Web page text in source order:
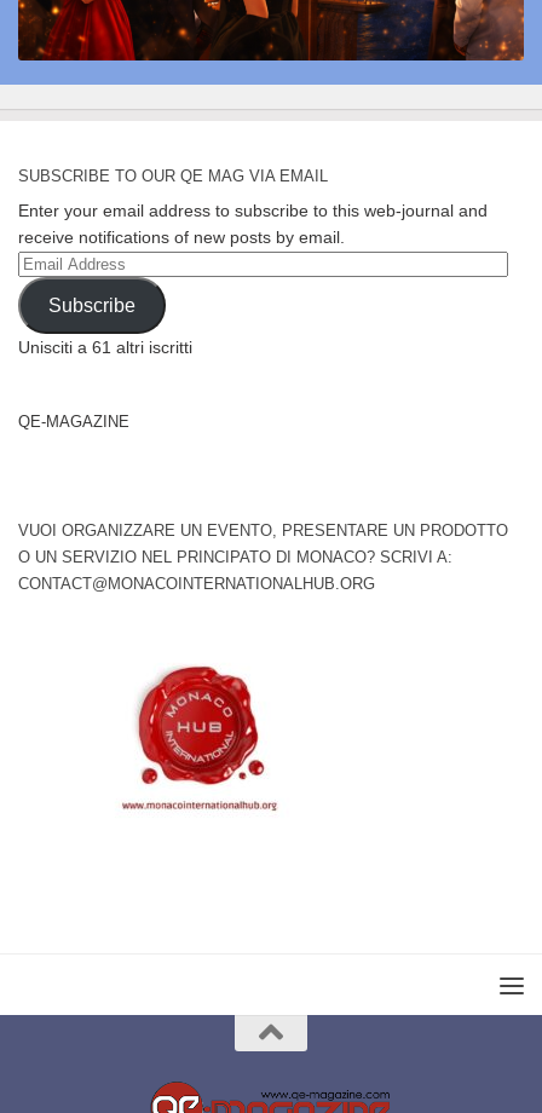
SUBSCRIBE TO OUR QE MAG VIA EMAIL
Enter your email address to subscribe to this web-journal and
receive notifications of new posts by email.
Email
Address
Subscribe
Unisciti a 61 altri iscritti
QE-MAGAZINE
VUOI ORGANIZZARE UN EVENTO, PRESENTARE UN PRODOTTO
O UN SERVIZIO NEL PRINCIPATO DI MONACO? SCRIVI A:
CONTACT@MONACOINTERNATIONALHUB.ORG